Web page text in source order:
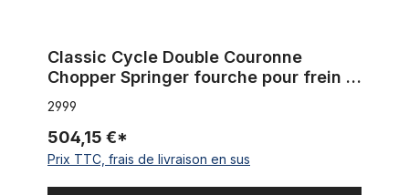
Classic Cycle Double Couronne
Chopper Springer fourche pour frein à
disque
2999
504,15 €*
Prix TTC, frais de livraison en sus